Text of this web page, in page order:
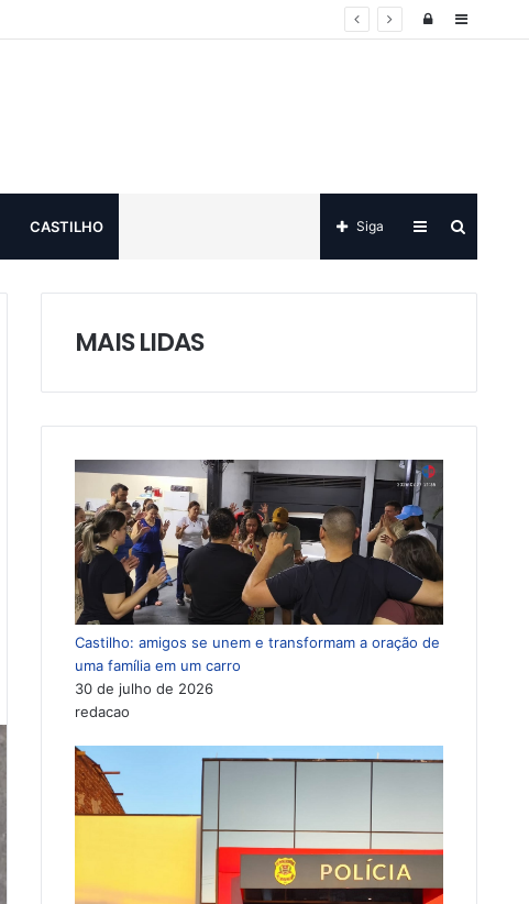
Sidebar
Log
CASTILHO
por
Sidebar
Siga
MAIS LIDAS
Castilho: amigos se unem e transformam a oração de
uma família em um carro
30 de julho de 2026
redacao